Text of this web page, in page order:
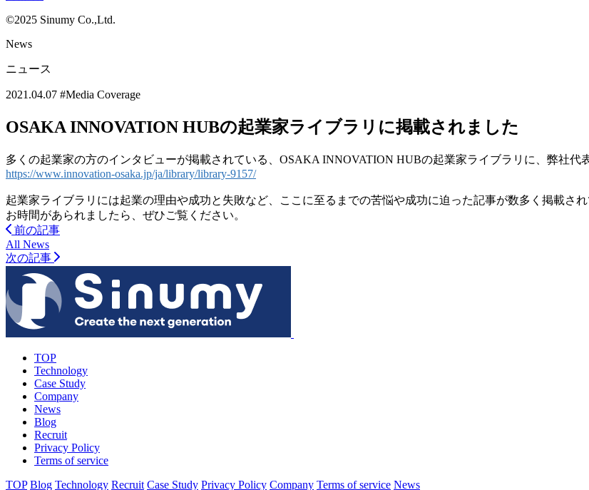
©2025 Sinumy Co.,Ltd.
News
ニュース
2021.04.07 #Media Coverage
OSAKA INNOVATION HUBの起業家ライブラリに掲載されました
多くの起業家の方のインタビューが掲載されている、OSAKA INNOVATION HUBの起業家ライブラリに、弊社代
https://www.innovation-osaka.jp/ja/library/library-9157/
起業家ライブラリには起業の理由や成功と失敗など、ここに至るまでの苦悩や成功に迫った記事が数多く掲載され
お時間があられましたら、ぜひご覧ください。
前の記事
All News
次の記事
TOP
Technology
Case Study
Company
News
Blog
Recruit
Privacy Policy
Terms of service
TOP Blog Technology Recruit Case Study Privacy Policy Company Terms of service News